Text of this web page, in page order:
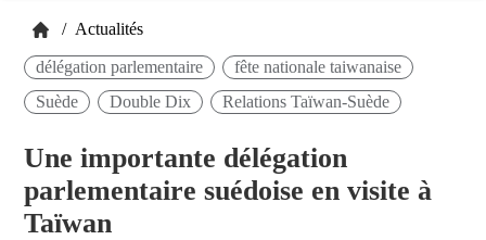
/ Actualités
délégation parlementaire
fête nationale taiwanaise
Suède
Double Dix Relations Taïwan-Suède
Une importante délégation
parlementaire suédoise en visite à
Taïwan